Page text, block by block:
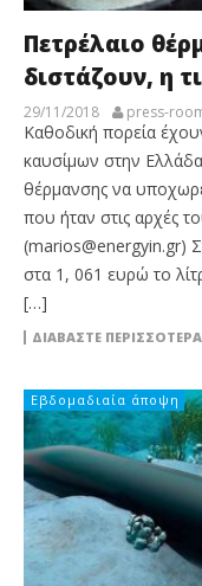
Πετρέλαιο
διστάζουν, η
29/11/2018 press-
Καθοδική πορεία
καυσίμων στην
θέρμανσης να
που ήταν στις αρχές
(marios@energyin.gr)
στα 1, 061 ευρώ το
[…]
ΔΙΑΒΆΣΤΕ ΠΕΡΙΣΣΌΤΕΡΑ
Εβδομαδιαία άποψη